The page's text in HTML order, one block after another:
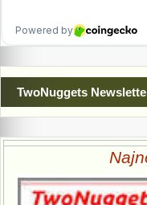
TwoNuggets